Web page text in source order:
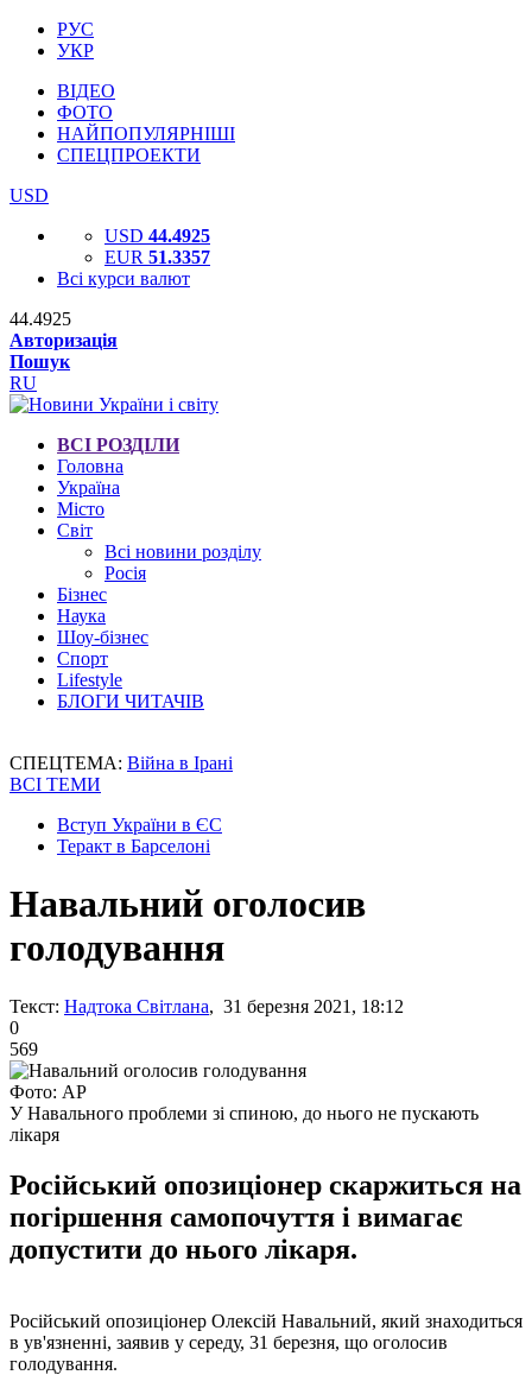
РУС
УКР
ВІДЕО
ФОТО
НАЙПОПУЛЯРНІШІ
СПЕЦПРОЕКТИ
USD
USD 44.4925
EUR 51.3357
Всі курси валют
44.4925
Авторизація
Пошук
RU
ВСІ РОЗДІЛИ
Головна
Україна
Місто
Світ
Всі новини розділу
Росія
Бізнес
Наука
Шоу-бізнес
Спорт
Lifestyle
БЛОГИ ЧИТАЧІВ
СПЕЦТЕМА: Війна в Ірані
ВСІ ТЕМИ
Вступ України в ЄС
Теракт в Барселоні
Навальний оголосив
голодування
Текст: Надтока Світлана, 31 березня 2021, 18:12
0
569
Фото: AP
У Навального проблеми зі спиною, до нього не пускають
лікаря
Російський опозиціонер скаржиться на
погіршення самопочуття і вимагає
допустити до нього лікаря.
Російський опозиціонер Олексій Навальний, який знаходиться
в ув'язненні, заявив у середу, 31 березня, що оголосив
голодування.